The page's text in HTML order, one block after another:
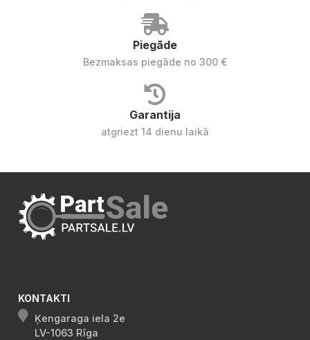
Piegāde
Bezmaksas piegāde no 300 €
Garantija
atgriezt 14 dienu laikā
KONTAKTI
Ķengaraga iela 2e
LV-1063 Rīga